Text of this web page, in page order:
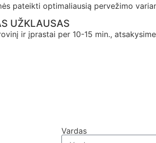
pateikti optimaliausią pervežimo
UŽKLAUSAS
ir įprastai per 10-15 min.,
Vardas